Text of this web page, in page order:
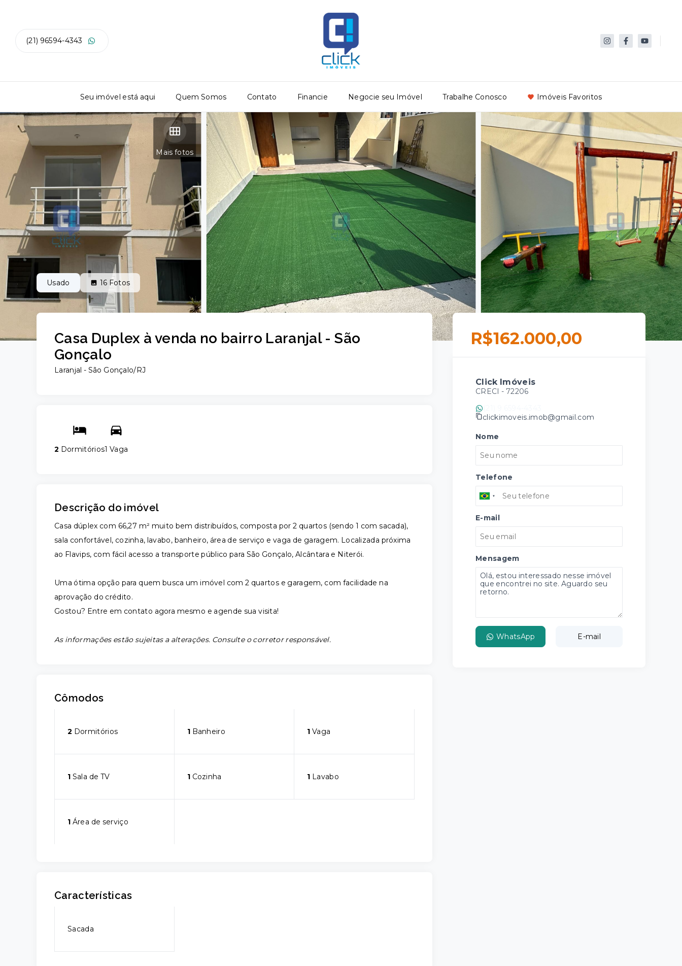
(21) 96594-4343
Seu imóvel está aqui Quem Somos Contato Financie Negocie seu Imóvel Trabalhe Conosco Imóveis Favoritos
Mais fotos
Usado 16 Fotos
Casa Duplex à venda no bairro Laranjal - São
Gonçalo
Laranjal - São Gonçalo/RJ
2 Dormitórios1 Vaga
Descrição do imóvel
Casa dúplex com 66,27 m² muito bem distribuídos, composta por 2 quartos (sendo 1 com sacada),
sala confortável, cozinha, lavabo, banheiro, área de serviço e vaga de garagem. Localizada próxima
ao Flavips, com fácil acesso a transporte público para São Gonçalo, Alcântara e Niterói.
Uma ótima opção para quem busca um imóvel com 2 quartos e garagem, com facilidade na
aprovação do crédito.
Gostou? Entre em contato agora mesmo e agende sua visita!
As informações estão sujeitas a alterações. Consulte o corretor responsável.
Cômodos
2 Dormitórios 1Banheiro 1 Vaga
1 Sala de TV 1Cozinha 1 Lavabo
1 Área de serviço
Características
Sacada
R$162.000,00
Click Imóveis
CRECI - 72206
clickimoveis.imob@gmail.com
Nome
Telefone
E-mail
Mensagem
WhatsApp E-mail